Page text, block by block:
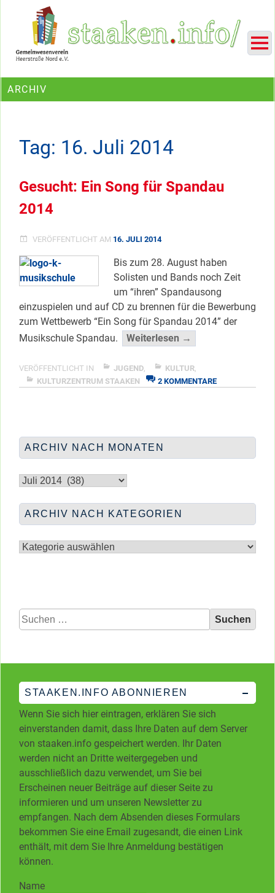
Ein Projekt des Gemeinwesenvereins Heerstraße Nord
ARCHIV
Tag: 16. Juli 2014
Gesucht: Ein Song für Spandau
2014
VERÖFFENTLICHT AM 16. JULI 2014
Bis zum 28. August haben
Solisten und Bands noch Zeit
um “ihren” Spandausong
einzuspielen und auf CD zu brennen für die Bewerbung
zum Wettbewerb “Ein Song für Spandau 2014” der
Musikschule Spandau.
Weiterlesen →
Song
für
VERÖFFENTLICHT IN JUGEND, KULTUR,
KULTURZENTRUM STAAKEN
2 KOMMENTAREZU
SPANDAU
ARCHIV NACH MONATEN
nach
ARCHIV NACH KATEGORIEN
nach
Suchen
nach:
STAAKEN.INFO ABONNIEREN
Wenn Sie sich hier eintragen, erklären Sie sich
einverstanden damit, dass Ihre Daten auf dem Server
von staaken.info gespeichert werden. Ihr Daten
werden nicht an Dritte weitergegeben und
ausschließlich dazu verwendet, um Sie bei
Erscheinen neuer Beiträge auf dieser Seite zu
informieren und um unseren Newsletter zu
empfangen. Nach dem Absenden dieses Formulars
bekommen Sie eine Email zugesandt, die einen Link
enthält, mit dem Sie Ihre Anmeldung bestätigen
können.
Name